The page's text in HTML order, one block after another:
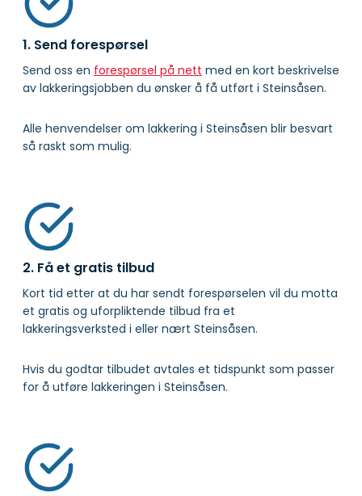
1. Send forespørsel
Send oss en forespørsel på nett med en kort beskrivelse
av lakkeringsjobben du ønsker å få utført i Steinsåsen.
Alle henvendelser om lakkering i Steinsåsen blir besvart
så raskt som mulig.
2. Få et gratis tilbud
Kort tid etter at du har sendt forespørselen vil du motta
et gratis og uforpliktende tilbud fra et
lakkeringsverksted i eller nært Steinsåsen.
Hvis du godtar tilbudet avtales et tidspunkt som passer
for å utføre lakkeringen i Steinsåsen.